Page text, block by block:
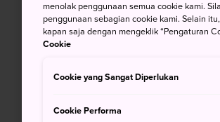
menolak penggunaan semua cookie kami.
penggunaan sebagian cookie kami. Selain
kapan saja dengan mengeklik “Pengaturan
Cookie
Cookie yang Sangat Diperlukan
Cookie Performa